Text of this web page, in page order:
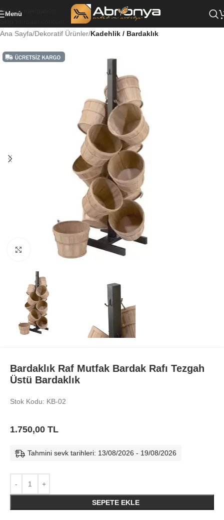
Skip to navigation
Menü
Ana Sayfa Dekoratif Ürünler Kadehlik / Bardaklık
Bardaklık Raf Mutfak Bardak Rafı Tezgah
Üstü Bardaklık
Stok Kodu: KB-02
1.750,00 TL
Tahmini sevk tarihleri: 13/08/2026 - 19/08/2026
SEPETE EKLE